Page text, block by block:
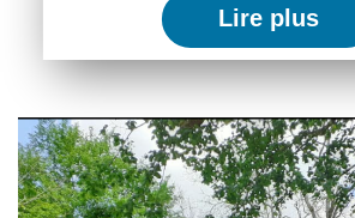
Lire plus